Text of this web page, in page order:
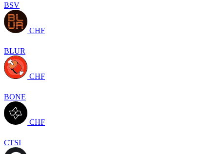
BSV
CHF
BLUR
CHF
BONE
CHF
CTSI